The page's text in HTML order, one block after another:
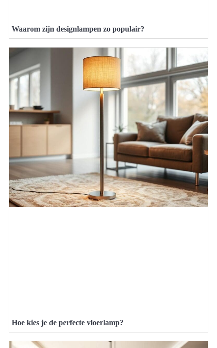
Waarom zijn designlampen zo populair?
Hoe kies je de perfecte vloerlamp?